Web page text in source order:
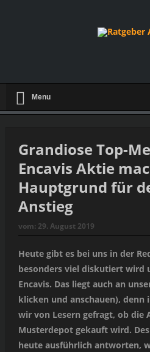
Menu
Grandiose Top-
Encavis Aktie
Hauptgrund für
Anstieg
vom: 29. August 2019
Heute gibt es bei uns in der
besonders viel diskutiert wird
Encavis. Das liegt auch an
klicken und anschauen), denn
wir von Lesern gefragt, ob die
Musterdepot gekauft wird.
heute ausführlich antworten,